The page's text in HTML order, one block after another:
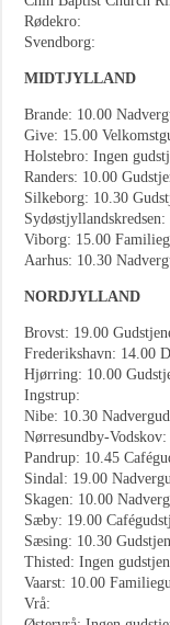
Rødekro:
Svendborg:
MIDTJYLLAND
Brande: 10.00
Give: 15.00
Holstebro: Ingen
Randers: 10.00
Silkeborg: 10.30
Sydøstjyllandskredsen:
Viborg: 15.00
Aarhus: 10.30
NORDJYLLAND
Brovst: 19.00
Frederikshavn: 14.00
Hjørring: 10.00
Ingstrup:
Nibe: 10.30
Nørresundby-Vodskov:
Pandrup: 10.45
Sindal: 19.00
Skagen: 10.00
Sæby: 19.00
Sæsing: 10.30
Thisted: Ingen
Vaarst: 10.00
Vrå: